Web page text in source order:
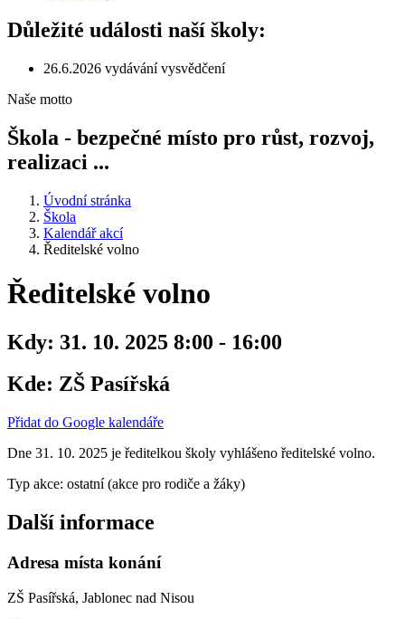
Důležité události naší školy:
26.6.2026 vydávání vysvědčení
Naše motto
Škola - bezpečné místo pro růst, rozvoj,
realizaci ...
Úvodní stránka
Škola
Kalendář akcí
Ředitelské volno
Ředitelské volno
Kdy: 31. 10. 2025 8:00 - 16:00
Kde: ZŠ Pasířská
Přidat do Google kalendáře
Dne 31. 10. 2025 je ředitelkou školy vyhlášeno ředitelské volno.
Typ akce: ostatní (akce pro rodiče a žáky)
Další informace
Adresa místa konání
ZŠ Pasířská, Jablonec nad Nisou